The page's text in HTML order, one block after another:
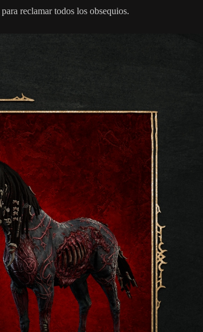
para reclamar todos los obsequios.